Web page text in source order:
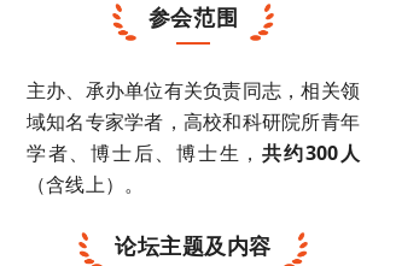
参会范围
主办、承办单位有关负责同志，相关领
域知名专家学者，高校和科研院所青年
学者、博士后、博士生，共约300人
（含线上）。
论坛主题及内容